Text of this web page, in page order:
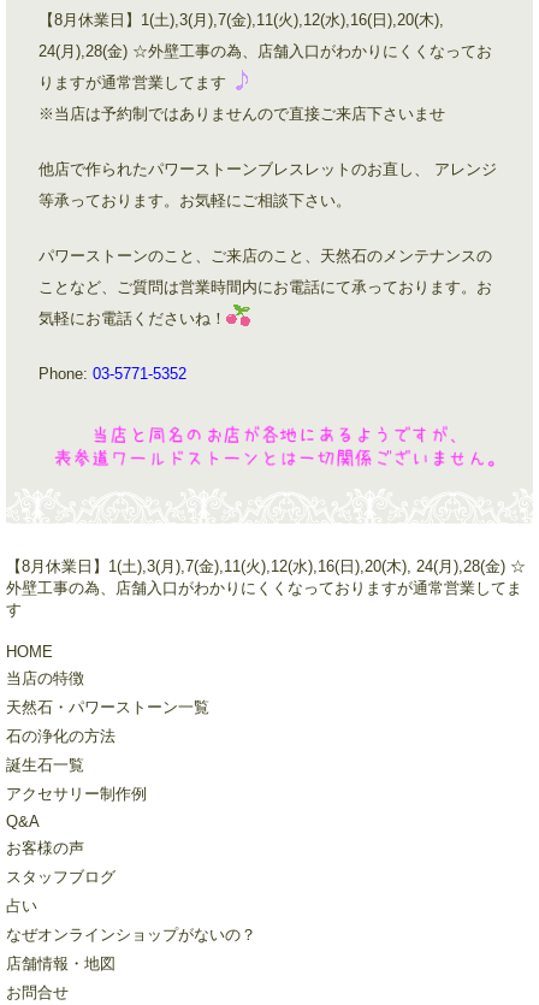
【8月休業日】1(土),3(月),7(金),11(火),12(水),16(日),20(木),
24(月),28(金) ☆外壁工事の為、店舗入口がわかりにくくなってお
りますが通常営業してます
※当店は予約制ではありませんので直接ご来店下さいませ
他店で作られたパワーストーンブレスレットのお直し、 アレンジ
等承っております。お気軽にご相談下さい。
パワーストーンのこと、ご来店のこと、天然石のメンテナンスの
ことなど、ご質問は営業時間内にお電話にて承っております。お
気軽にお電話くださいね！
Phone: 03-5771-5352
【8月休業日】1(土),3(月),7(金),11(火),12(水),16(日),20(木), 24(月),28(金) ☆
外壁工事の為、店舗入口がわかりにくくなっておりますが通常営業してま
す
HOME
当店の特徴
天然石・パワーストーン一覧
石の浄化の方法
誕生石一覧
アクセサリー制作例
Q&A
お客様の声
スタッフブログ
占い
なぜオンラインショップがないの？
店舗情報・地図
お問合せ